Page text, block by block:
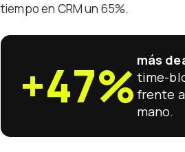
tiempo en CRM un 65%.
+47% más
time-
frente
mano.